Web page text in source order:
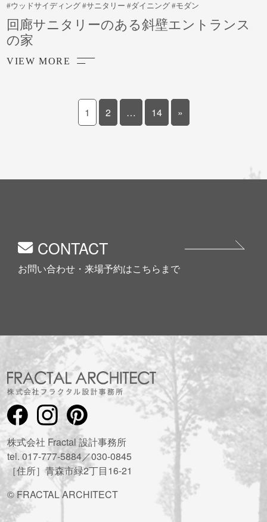
#ウッドサイディング #サニタリー #ダイニング #モダン
回廊サニタリーのある斜壁エントランス
の家
VIEW MORE
1 2 … 14 »
CONTACT
お問い合わせ・来場予約はこちらまで
株式会社 Fractal 設計事務所
tel. 017-777-5884／030-0845
［住所］青森市緑2丁目16-21
© FRACTAL ARCHITECT